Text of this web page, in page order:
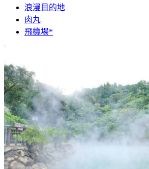
浪漫目的地
肉丸
飛機場*